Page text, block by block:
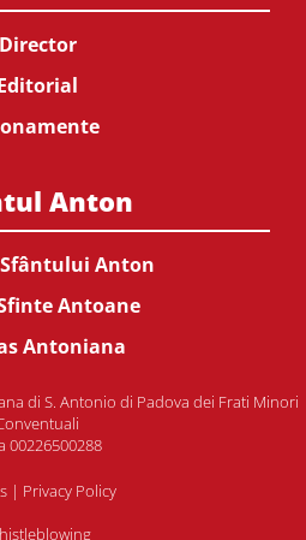
Director
Anton
Anton
Antoane
Antoniana
di S. Antonio di Padova dei Frati Minori
00226500288
| Privacy Policy